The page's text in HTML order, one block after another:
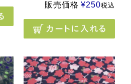
販売価格 ¥250税込